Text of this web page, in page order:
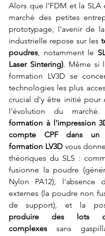
Alors que l'FDM et la SLA
marché des petites
prototypage, l'avenir de
industrielle repose sur les
poudres , notamment le
Laser Sintering). Même si
formation LV3D se
technologies les plus
crucial d'y être initié pour
l'évolution du marché.
formation à l'impression
compte CPF dans un
formation LV3D vous
théoriques du SLS :
fusionne la poudre
Nylon PA12), l'absence
externes (la poudre non
produire des lots
complexes sans